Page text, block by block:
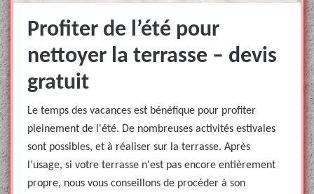
Profiter de l’été pour
nettoyer la terrasse – devis
gratuit
Le temps des vacances est bénéfique pour profiter
pleinement de l'été. De nombreuses activités estivales
sont possibles, et à réaliser sur la terrasse. Après
l’usage, si votre terrasse n'est pas encore entièrement
propre, nous vous conseillons de procéder à son